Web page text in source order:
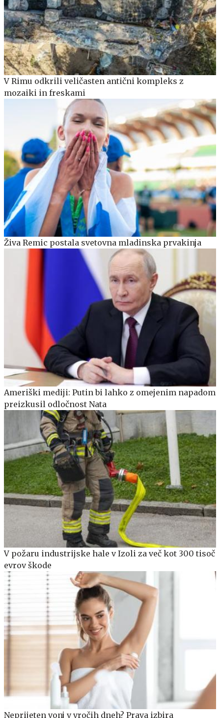
V Rimu odkrili veličasten antični kompleks z
mozaiki in freskami
Živa Remic postala svetovna mladinska prvakinja
Ameriški mediji: Putin bi lahko z omejenim napadom
preizkusil odločnost Nata
V požaru industrijske hale v Izoli za več kot 300 tisoč
evrov škode
Neprijeten vonj v vročih dneh? Prava izbira